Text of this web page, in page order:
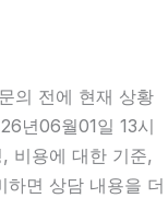
의 전에 현재 상황
년06월01일 13시
비용에 대한 기준,
하면 상담 내용을 더